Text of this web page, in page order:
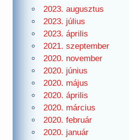
2023. augusztus
2023. július
2023. április
2021. szeptember
2020. november
2020. június
2020. május
2020. április
2020. március
2020. február
2020. január